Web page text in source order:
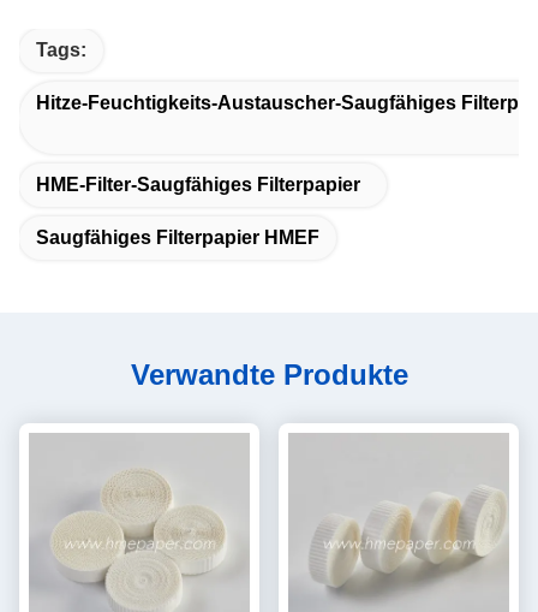
Tags:
Hitze-Feuchtigkeits-Austauscher-Saugfähiges
HME-Filter-Saugfähiges Filterpapier
Saugfähiges Filterpapier HMEF
Verwandte Produkte